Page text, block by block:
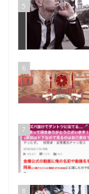
5
6
7
8